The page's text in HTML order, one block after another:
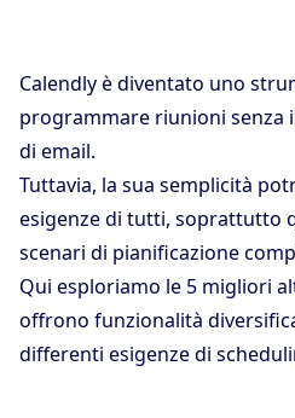
Calendly è diventato uno
programmare riunioni senza
di email.
Tuttavia, la sua semplicità
esigenze di tutti, soprattutto
scenari di pianificazione
Qui esploriamo le 5 migliori
offrono funzionalità
differenti esigenze di